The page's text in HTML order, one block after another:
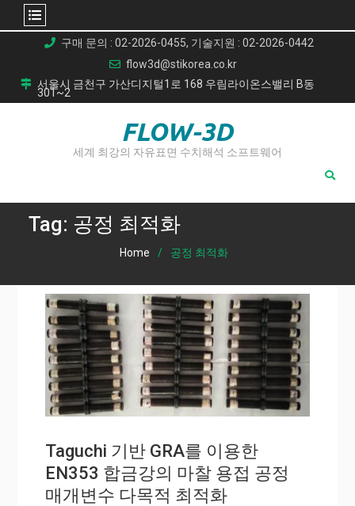
content
구매 문의 : 02-2026-0455, 기술지원 : 02-2026-0442
flow3d@stikorea.co.kr
서울시 금천구 가산디지털1로 168 우림라이온스밸리 B동
301~2
FLOW-3D
세계 최강의 자유표면 수치해석 소프트웨어
Tag: 공정 최적화
Home 공정 최적화
Taguchi 기반 GRA를 이용한
EN353 합금강의 마찰 용접 공정
매개변수 다목적 최적화